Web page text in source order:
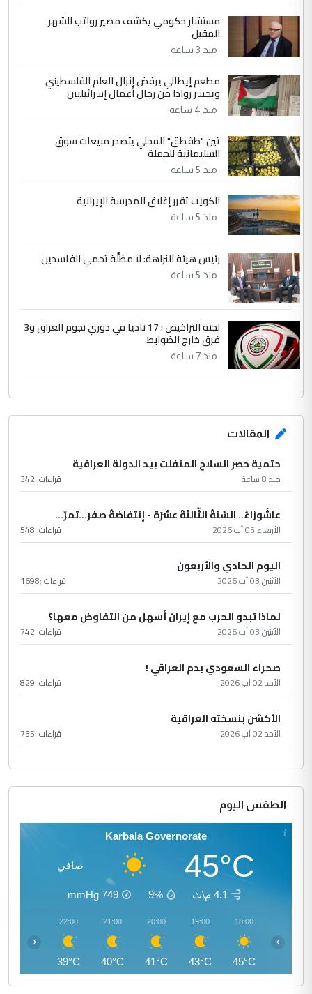
ابا فرات ...
الموضوع :
الجواهري يرد على صدام حسين سل
مضجعيك يابن الزنا (نص كامل)
5 حيدر عاشور
التعليق : تحياتي لك استاذ حامدتركان. كلام
دقيق ومسؤول؛ فالاستثمار الحقيقي للإنسان
وثروات البلد يعتمد على الكفاءة ...
الموضوع :
بين الإهمال واغتصاب الأرض.. بلاد
الرافدين تعاني الجفاف والتصحر!!
مستشار حكومي يكشف مصير رواتب الشهر
المقبل
منذ 3 ساعة
مطعم إيطالي يرفض إنزال العلم الفلسطيني
ويخسر روادا من رجال أعمال إسرائيليين
منذ 4 ساعة
تين "طقطق" المحلي يتصدر مبيعات سوق
السليمانية للجملة
منذ 5 ساعة
الكويت تقرر إغلاق المدرسة الإيرانية
منذ 5 ساعة
رئيس هيئة النزاهة: لا مظلَّة تحمي الفاسدين
منذ 5 ساعة
لجنة التراخيص : 17 ناديا في دوري نجوم العراق و3
فرق خارج الضوابط
منذ 7 ساعة
المقالات
حتمية حصر السلاح المنفلت بيد الدولة العراقية
منذ 8 ساعة قراءات :342
عاشُورْاءُ.. السّنَةُ الثّالثةَ عشَرَة - إِنتفاضةُ صفَر…تمرّ...
الأربعاء 05 آب 2026 قراءات :548
اليوم الحادي والأربعون
الأثنين 03 آب 2026 قراءات :1698
لماذا تبدو الحرب مع إيران أسهل من التفاوض معها؟
الأثنين 03 آب 2026 قراءات :742
صحراء السعودي بدم العراقي !
الأحد 02 آب 2026 قراءات :829
الأكشن بنسخته العراقية
الأحد 02 آب 2026 قراءات :755
الطقس اليوم
Karbala Governorate
45°C صافي
4.1 م\ث 9%
749
mmHg
18:00
45°C
19:00
43°C
20:00
41°C
21:00
40°C
22:00
39°C
‹ ›